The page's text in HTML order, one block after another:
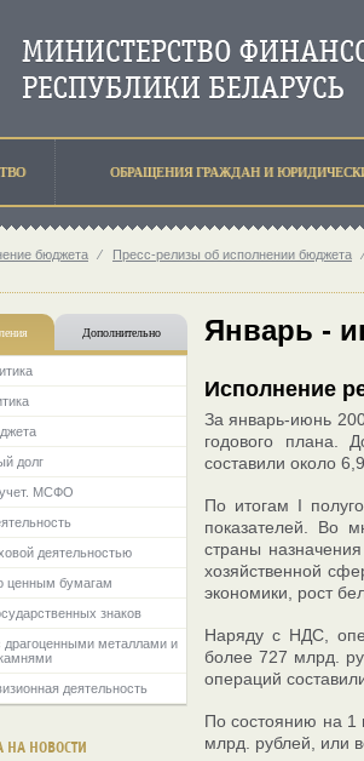
ОБРАЩЕНИЯ ГРАЖДАН И
бюджета ⁄ Пресс-релизы об исполнении бюджета ⁄
Дополнительно
долг
учет. МСФО
деятельностью
ценным бумагам
знаков
драгоценными металлами и
деятельность
НА НОВОСТИ
Январь -
Исполнение
За январь-июнь
годового плана.
составили около
По итогам I
показателей. Во
страны
хозяйственной
экономики, рост
Наряду с НДС,
более 727 млрд.
операций
По состоянию на 1
млрд. рублей, или